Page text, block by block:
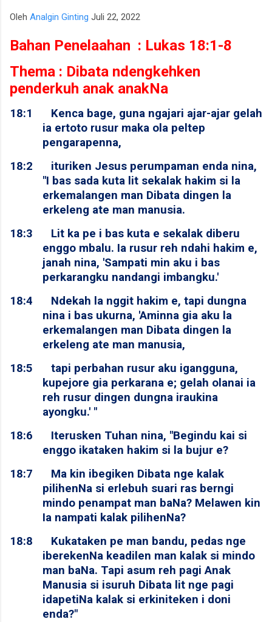
para talenta muda berpotensi tinggi seperti IM Satria Duta
yang diperkuat jajaran Master Internasional Wanita (WIM)
dan Chelsea Monica Ignesias Sihite memiliki kedalaman sku...
Oleh Analgin Ginting Juli 22, 2022
Bahan Penelaahan : Lukas 18:1-8
Thema : Dibata ndengkehken
penderkuh anak anakNa
18:1
Kenca bage, guna ngajari ajar-ajar gelah
ia ertoto rusur maka ola peltep
pengarapenna,
18:2
ituriken Jesus perumpaman enda nina,
"I bas sada kuta lit sekalak hakim si la
erkemalangen man Dibata dingen la
erkeleng ate man manusia.
18:3
Lit ka pe i bas kuta e sekalak diberu
enggo mbalu. Ia rusur reh ndahi hakim e,
janah nina, 'Sampati min aku i bas
perkarangku nandangi imbangku.'
18:4
Ndekah la nggit hakim e, tapi dungna
nina i bas ukurna, 'Aminna gia aku la
erkemalangen man Dibata dingen la
erkeleng ate man manusia,
18:5
tapi perbahan rusur aku igangguna,
kupejore gia perkarana e; gelah olanai ia
reh rusur dingen dungna iraukina
ayongku.' "
18:6
Iterusken Tuhan nina, "Begindu kai si
enggo ikataken hakim si la bujur e?
18:7
Ma kin ibegiken Dibata nge kalak
pilihenNa si erlebuh suari ras berngi
mindo penampat man baNa? Melawen kin
Ia nampati kalak pilihenNa?
18:8
Kukataken pe man bandu, pedas nge
iberekenNa keadilen man kalak si mindo
man baNa. Tapi asum reh pagi Anak
Manusia si isuruh Dibata lit nge pagi
idapetiNa kalak si erkiniteken i doni
enda?"